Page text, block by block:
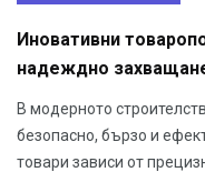
Иновативни
надеждно
В модерното
безопасно, бързо и
товари зависи от